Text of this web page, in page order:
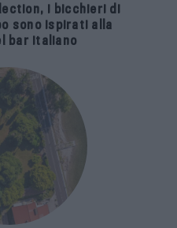
i bicchieri di
sono ispirati alla
bar italiano